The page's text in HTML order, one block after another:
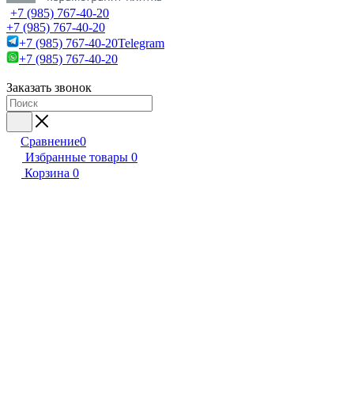
+7 (985) 767-40-20
+7 (985) 767-40-20
+7 (985) 767-40-20Telegram
+7 (985) 767-40-20
Заказать звонок
Сравнение0
Избранные товары 0
Корзина 0